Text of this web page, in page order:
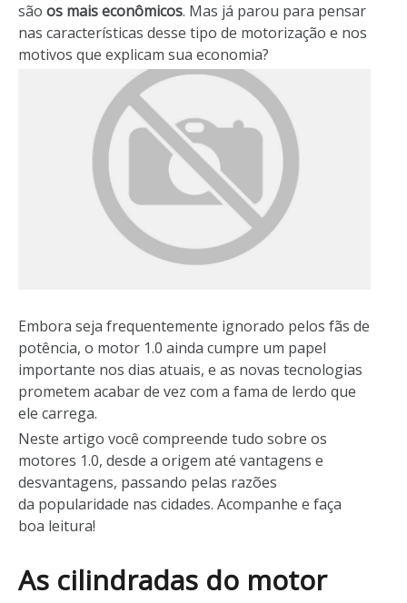
são os mais econômicos. Mas já parou para pensar
nas características desse tipo de motorização e nos
motivos que explicam sua economia?
Embora seja frequentemente ignorado pelos fãs de
potência, o motor 1.0 ainda cumpre um papel
importante nos dias atuais, e as novas tecnologias
prometem acabar de vez com a fama de lerdo que
ele carrega.
Neste artigo você compreende tudo sobre os
motores 1.0, desde a origem até vantagens e
desvantagens, passando pelas razões
da popularidade nas cidades. Acompanhe e faça
boa leitura!
As cilindradas do motor